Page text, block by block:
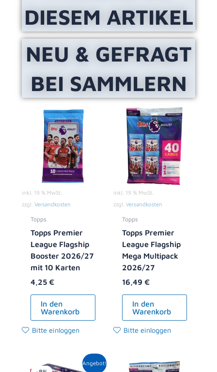
DIESEM ARTIKEL
NEU & GEFRAGT
BEI SAMMLERN
inkl. 19 % MwSt.
zzgl. Versandkosten
Topps
Topps Premier
League Flagship
Booster 2026/27
mit 10 Karten
4,25 €
In den
Warenkorb
Bitte einloggen
inkl. 19 % MwSt.
zzgl. Versandkosten
Topps
Topps Premier
League Flagship
Mega Multipack
2026/27
16,49 €
In den
Warenkorb
Bitte einloggen
Angebot!
Ursprünglicher
Aktueller